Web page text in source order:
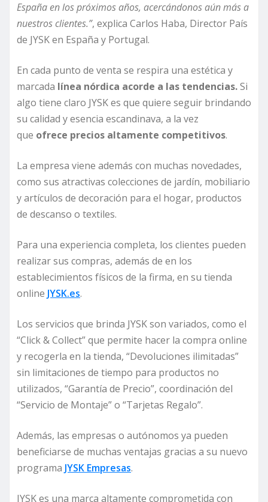
España en los próximos años, acercándonos aún más a
nuestros clientes.”, explica Carlos Haba, Director País
de JYSK en España y Portugal.
En cada punto de venta se respira una estética y
marcada línea nórdica acorde a las tendencias.Si
algo tiene claro JYSK es que quiere seguir brindando
su calidad y esencia escandinava, a la vez
que ofrece precios altamente competitivos.
La empresa viene además con muchas novedades,
como sus atractivas colecciones de jardín, mobiliario
y artículos de decoración para el hogar, productos
de descanso o textiles.
Para una experiencia completa, los clientes pueden
realizar sus compras, además de en los
establecimientos físicos de la firma, en su tienda
online JYSK.es.
Los servicios que brinda JYSK son variados, como el
“Click & Collect” que permite hacer la compra online
y recogerla en la tienda, “Devoluciones ilimitadas”
sin limitaciones de tiempo para productos no
utilizados, “Garantía de Precio”, coordinación del
“Servicio de Montaje” o “Tarjetas Regalo”.
Además, las empresas o autónomos ya pueden
beneficiarse de muchas ventajas gracias a su nuevo
programa JYSK Empresas.
JYSK es una marca altamente comprometida con